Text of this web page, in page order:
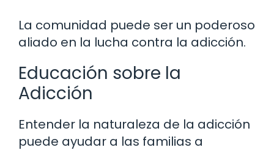
La comunidad puede ser un poderoso
aliado en la lucha contra la adicción.
Educación sobre la
Adicción
Entender la naturaleza de la adicción
puede ayudar a las familias a